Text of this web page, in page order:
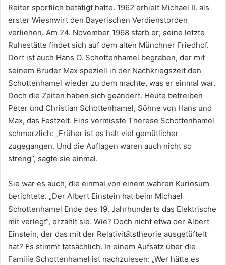
Reiter sportlich betätigt hatte. 1962 erhielt Michael II. als
erster Wiesnwirt den Bayerischen Verdienstorden
verliehen. Am 24. November 1968 starb er; seine letzte
Ruhestätte findet sich auf dem alten Münchner Friedhof.
Dort ist auch Hans O. Schottenhamel begraben, der mit
seinem Bruder Max speziell in der Nachkriegszeit den
Schottenhamel wieder zu dem machte, was er einmal war.
Doch die Zeiten haben sich geändert. Heute betreiben
Peter und Christian Schottenhamel, Söhne von Hans und
Max, das Festzelt. Eins vermisste Therese Schottenhamel
schmerzlich: „Früher ist es halt viel gemütlicher
zugegangen. Und die Auflagen waren auch nicht so
streng“, sagte sie einmal.
Sie war es auch, die einmal von einem wahren Kuriosum
berichtete. „Der Albert Einstein hat beim Michael
Schottenhamel Ende des 19. Jahrhunderts das Elektrische
mit verlegt“, erzählt sie. Wie? Doch nicht etwa der Albert
Einstein, der das mit der Relativitätstheorie ausgetüftelt
hat? Es stimmt tatsächlich. In einem Aufsatz über die
Familie Schottenhamel ist nachzulesen: „Wer hätte es